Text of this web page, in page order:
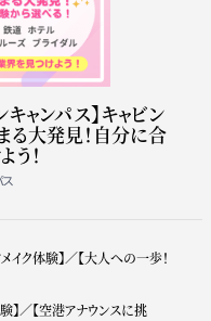
ャンパス】キャビン
る大発見！自分に合
う！
イク体験】／【大人への一歩！
】／【空港アナウンスに挑